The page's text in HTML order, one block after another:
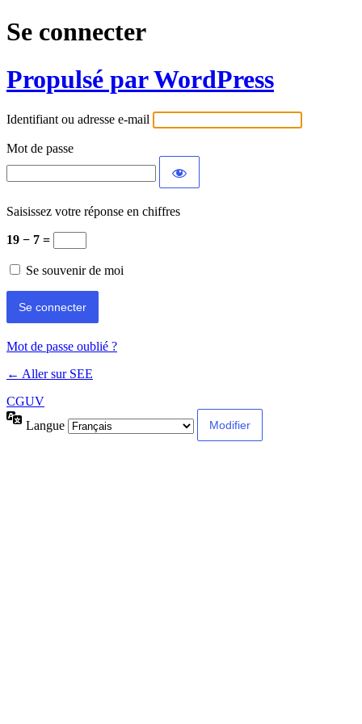
Se connecter
Propulsé par WordPress
Identifiant ou adresse e-mail
Mot de passe
Saisissez votre réponse en chiffres
19 − 7 =
Se souvenir de moi
Mot de passe oublié ?
← Aller sur SEE
CGUV
Langue